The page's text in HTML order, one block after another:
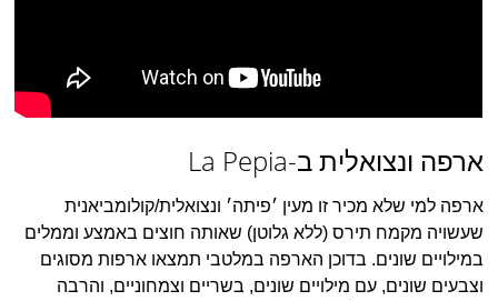
ארפה ונצואלית ב-La Pepia
ארפה למי שלא מכיר זו מעין ׳פיתה׳ ונצואלית/קולומביאנית
שעשויה מקמח תירס (ללא גלוטן) שאותה חוצים באמצע וממלים
במילויים שונים. בדוכן הארפה במלטבי תמצאו ארפות מסוגים
וצבעים שונים, עם מילויים שונים, בשריים וצמחוניים, והרבה